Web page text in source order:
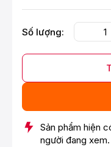
Số lượng:
Sản phẩm hiện
người đang xem.